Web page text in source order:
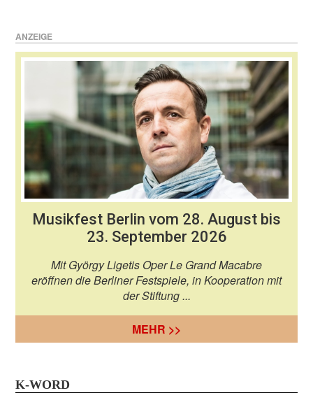
ANZEIGE
Musikfest Berlin vom 28. August bis
23. September 2026
Mit György Ligetis Oper Le Grand Macabre
eröffnen die Berliner Festspiele, in Kooperation mit
der Stiftung ...
MEHR >>
K-WORD